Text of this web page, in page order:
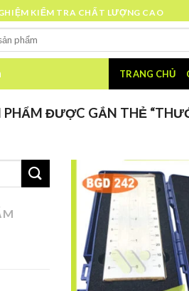
KIỂM TRA CHẤT LƯỢNG CAO
TRANG CHỦ
PHẨM ĐƯỢC GẮN THẺ